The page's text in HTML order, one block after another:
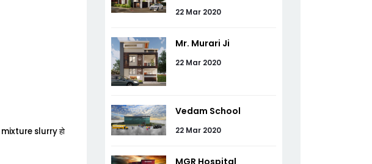
mixture slurryहो
22 Mar 2020
Mr. Murari Ji
22 Mar 2020
Vedam School
22 Mar 2020
MGR Hospital